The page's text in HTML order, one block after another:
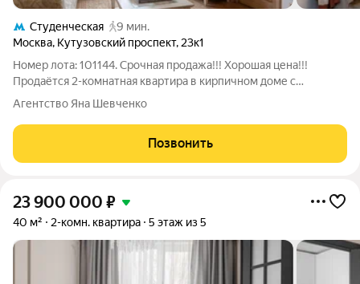
Студенческая
9 мин.
Москва, Кутузовский проспект, 23к1
Номер лота: 101144. Срочная продажа!!! Хорошая цена!!!
Продаётся 2-комнатная квартира в кирпичном доме с
высокими потолками 3,2 м. Квартира с продуманным
материалов. Интерьер выполнен с акцентом на
Агентство Яна Шевченко
Позвонить
23 900 000 ₽
40 м² 2-комн. квартира 5 этаж из 5